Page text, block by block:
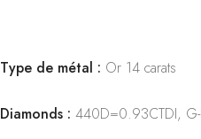
Type de métal : Or 14 carats
Diamonds : 440D=0.93CTDI,